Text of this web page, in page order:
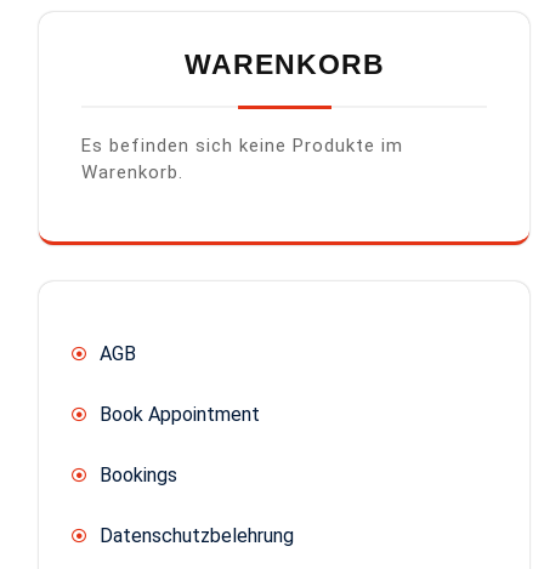
WARENKORB
Es befinden sich keine Produkte im
Warenkorb.
AGB
Book Appointment
Bookings
Datenschutzbelehrung